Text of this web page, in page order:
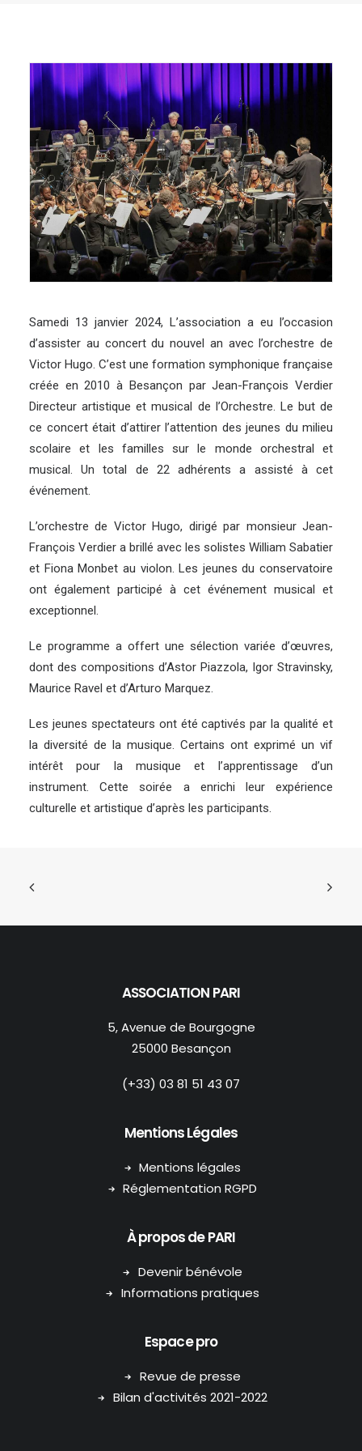
Samedi 13 janvier 2024, L’association a eu l’occasion
d’assister au concert du nouvel an avec l’orchestre de
Victor Hugo. C’est une formation symphonique française
créée en 2010 à Besançon par Jean-François Verdier
Directeur artistique et musical de l’Orchestre. Le but de
ce concert était d’attirer l’attention des jeunes du milieu
scolaire et les familles sur le monde orchestral et
musical. Un total de 22 adhérents a assisté à cet
événement.
L’orchestre de Victor Hugo, dirigé par monsieur Jean-
François Verdier a brillé avec les solistes William Sabatier
et Fiona Monbet au violon. Les jeunes du conservatoire
ont également participé à cet événement musical et
exceptionnel.
Le programme a offert une sélection variée d’œuvres,
dont des compositions d’Astor Piazzola, Igor Stravinsky,
Maurice Ravel et d’Arturo Marquez.
Les jeunes spectateurs ont été captivés par la qualité et
la diversité de la musique. Certains ont exprimé un vif
intérêt pour la musique et l’apprentissage d’un
instrument. Cette soirée a enrichi leur expérience
culturelle et artistique d’après les participants.
ASSOCIATION PARI
5, Avenue de Bourgogne
25000 Besançon
(+33) 03 81 51 43 07
Mentions Légales
Mentions légales
Réglementation RGPD
À propos de PARI
Devenir bénévole
Informations pratiques
Espace pro
Revue de presse
Bilan d'activités 2021-2022